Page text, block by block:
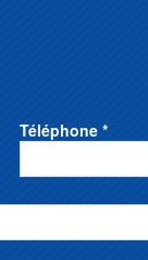
Téléphone *